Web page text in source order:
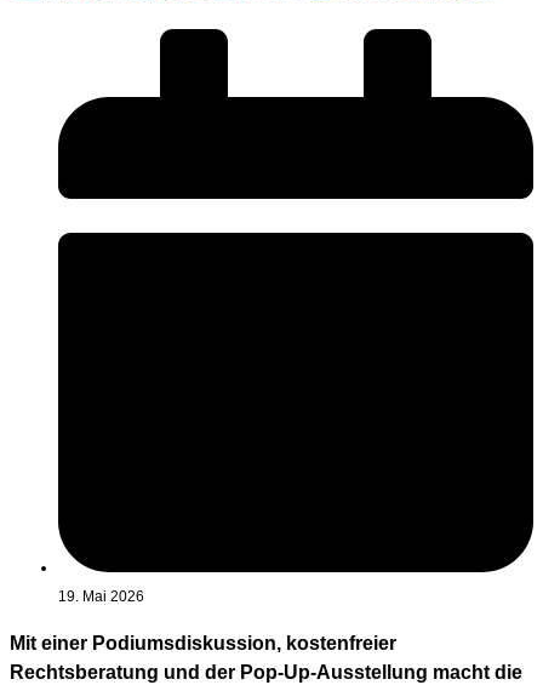
19. Mai 2026
Mit einer Podiumsdiskussion, kostenfreier
Rechtsberatung und der Pop-Up-Ausstellung macht die